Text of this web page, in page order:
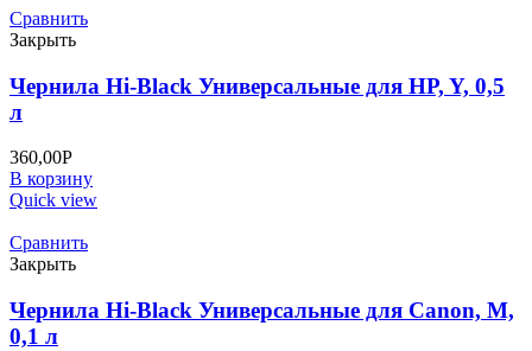
Сравнить
Закрыть
Чернила Hi-Black Универсальные для HP, Y, 0,5
л
360,00Р
В корзину
Quick view
Сравнить
Закрыть
Чернила Hi-Black Универсальные для Canon, M,
0,1 л